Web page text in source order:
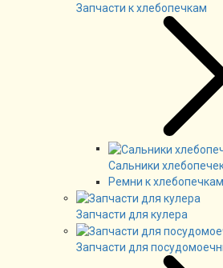
Запчасти к хлебопечкам
Сальники
Ремни к хлебопечкам
Запчасти для кулера
Запчасти для